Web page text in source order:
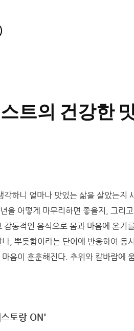
트의 건강한
하니 얼마나 맛있는 삶을 살았는지
을 어떻게 마무리하면 좋을지, 그리
동적인 음식으로 몸과 마음에 온기
, 뿌듯함이라는 단어에 반응하여 동
음이 훈훈해진다. 추위와 칼바람에
토랑 ON'